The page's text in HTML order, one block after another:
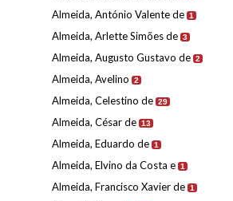
Almeida, António Valente de 1
Almeida, Arlette Simões de 3
Almeida, Augusto Gustavo de 2
Almeida, Avelino 2
Almeida, Celestino de 29
Almeida, César de 13
Almeida, Eduardo de 1
Almeida, Elvino da Costa e 1
Almeida, Francisco Xavier de 1